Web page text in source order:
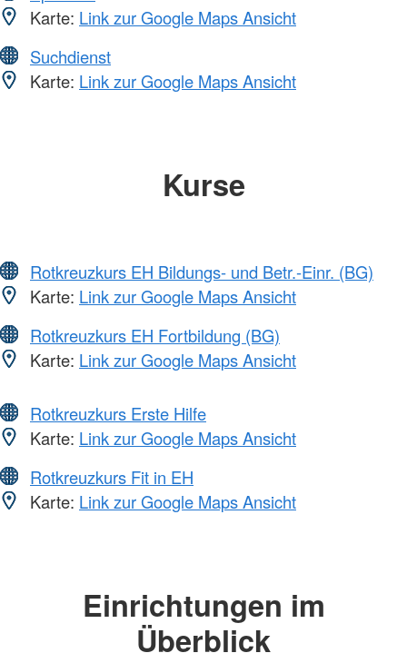
Karte: Link zur Google Maps Ansicht
Suchdienst
Karte: Link zur Google Maps Ansicht
Kurse
Rotkreuzkurs EH Bildungs- und Betr.-Einr. (BG)
Karte: Link zur Google Maps Ansicht
Rotkreuzkurs EH Fortbildung (BG)
Karte: Link zur Google Maps Ansicht
Rotkreuzkurs Erste Hilfe
Karte: Link zur Google Maps Ansicht
Rotkreuzkurs Fit in EH
Karte: Link zur Google Maps Ansicht
Einrichtungen im
Überblick